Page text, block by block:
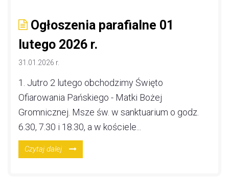
Ogłoszenia parafialne 01
lutego 2026 r.
31.01.2026 r.
1. Jutro 2 lutego obchodzimy Święto
Ofiarowania Pańskiego - Matki Bożej
Gromnicznej. Msze św. w sanktuarium o godz.
6.30, 7.30 i 18.30, a w kościele...
Czytaj dalej